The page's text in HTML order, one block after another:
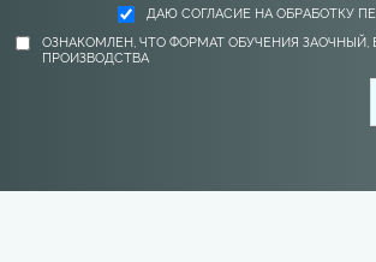
ДАЮ СОГЛАСИЕ НА ОБРАБОТКУ
ОЗНАКОМЛЕН, ЧТО ФОРМАТ ОБУЧЕНИЯ ЗАОЧНЫЙ,
ПРОИЗВОДСТВА